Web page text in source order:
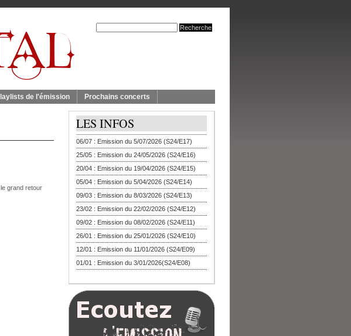
de l'émission Prochains concerts
grand retour
LES INFOS
06/07 : Emission du 5/07/2026 (S24/E17)
25/05 : Emission du 24/05/2026 (S24/E16)
20/04 : Emission du 19/04/2026 (S24/E15)
05/04 : Emission du 5/04/2026 (S24/E14)
09/03 : Emission du 8/03/2026 (S24/E13)
23/02 : Emission du 22/02/2026 (S24/E12)
09/02 : Emission du 08/02/2026 (S24/E11)
26/01 : Emission du 25/01/2026 (S24/E10)
12/01 : Emission du 11/01/2026 (S24/E09)
01/01 : Emission du 3/01/2026(S24/E08)